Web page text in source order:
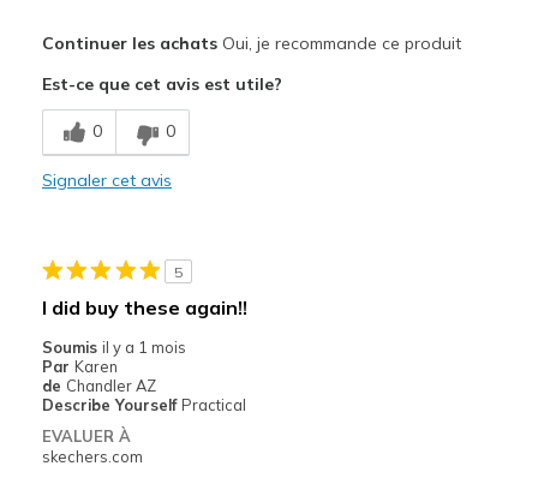
Comfortable
Stylish
Travel
Width
Sizing
View On Shoes
Shoes are for Wearing
Continuer les achatsOui, je recommande ce produit
Est-ce que cet avis est utile?
0 0
Signaler cet avis
5
I did buy these again!!
Soumis il y a 1 mois
Par Karen
de Chandler AZ
Describe Yourself Practical
EVALUER À
skechers.com